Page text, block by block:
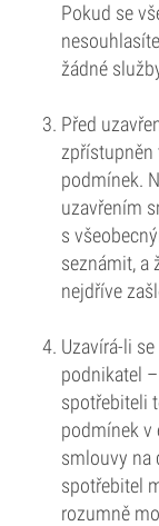
Pokud se
žádné
Před
podmínek.
uzavřením
s
seznámit, a
nejdříve
Uzavírá-li
podnikatel
spotřebiteli
podmínek v
smlouvy na
spotřebitel
rozumně